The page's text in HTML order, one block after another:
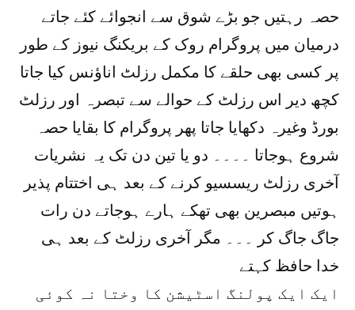
حصہ رہتیں جو بڑے شوق سے انجوائے کئے جاتے
درمیان میں پروگرام روک کے بریکنگ نیوز کے طور
پر کسی بھی حلقے کا مکمل رزلٹ اناؤنس کیا جاتا
کچھ دیر اس رزلٹ کے حوالے سے تبصرہ اور رزلٹ
بورڈ وغیرہ دکھایا جاتا پھر پروگرام کا بقایا حصہ
شروع ہوجاتا ۔۔۔۔ دو یا تین دن تک یہ نشریات
آخری رزلٹ ریسسیو کرنے کے بعد ہی اختتام پذیر
ہوتیں مبصرین بھی تھکے ہارے ہوجاتے دن رات
جاگ جاگ کر ۔۔۔ مگر آخری رزلٹ کے بعد ہی
خدا حافظ کہتے
ایک ایک پولنگ اسٹیشن کا وختا نہ کوئی